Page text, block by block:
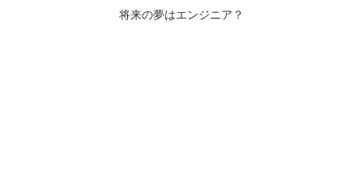
将来の夢はエンジニア？